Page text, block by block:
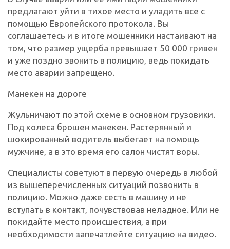
предлагают уйти в тихое место и уладить все с
помощью Европейского протокола. Вы
соглашаетесь и в итоге мошенники настаивают на
том, что размер ущерба превышает 50 000 гривен
и уже поздно звонить в полицию, ведь покидать
место аварии запрещено.
Манекен на дороге
Жульничают по этой схеме в основном грузовики.
Под колеса брошен манекен. Растерянный и
шокированный водитель выбегает на помощь
мужчине, а в это время его салон чистят воры.
Специалисты советуют в первую очередь в любой
из вышеперечисленных ситуаций позвонить в
полицию. Можно даже сесть в машину и не
вступать в контакт, почувствовав неладное. Или не
покидайте место происшествия, а при
необходимости запечатлейте ситуацию на видео.